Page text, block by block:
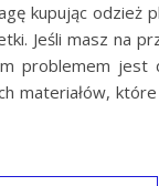
kupując
Jeśli masz na
problemem jest
materiałów,